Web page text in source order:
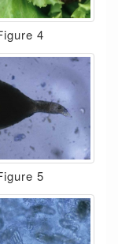
ou
racinaires
des sites de
4
5